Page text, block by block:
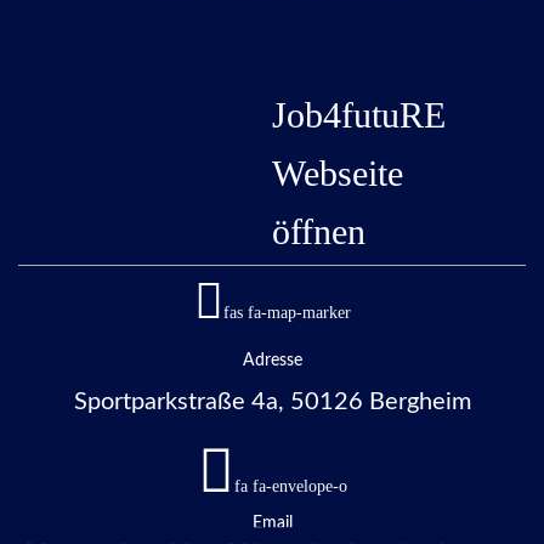
Job4futuRE
Webseite
öffnen
fas fa-map-marker
Adresse
Sportparkstraße 4a, 50126 Bergheim
fa fa-envelope-o
Email